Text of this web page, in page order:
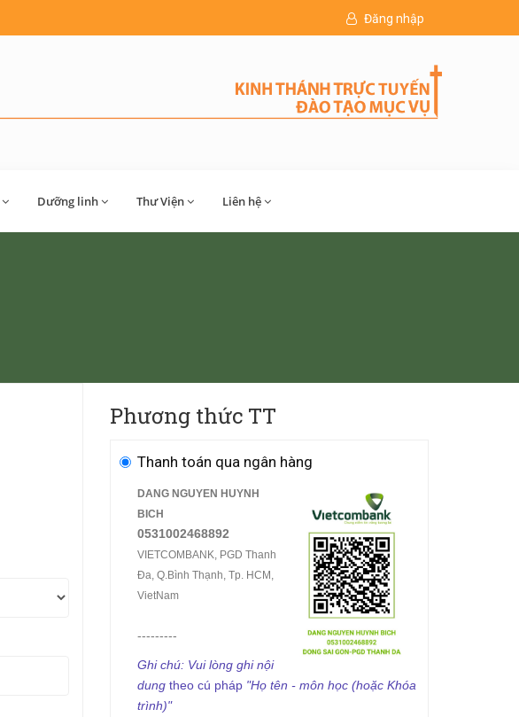
Đăng nhập
Dưỡng linh Thư Viện Liên hệ
Phương thức TT
Thanh toán qua ngân hàng
DANG NGUYEN HUYNH
BICH
0531002468892
VIETCOMBANK, PGD Thanh
Đa, Q.Bình Thạnh, Tp. HCM,
VietNam
---------
Ghi chú: Vui lòng ghi nội
dung theo cú pháp "Họ tên - môn học (hoặc Khóa
trình)"